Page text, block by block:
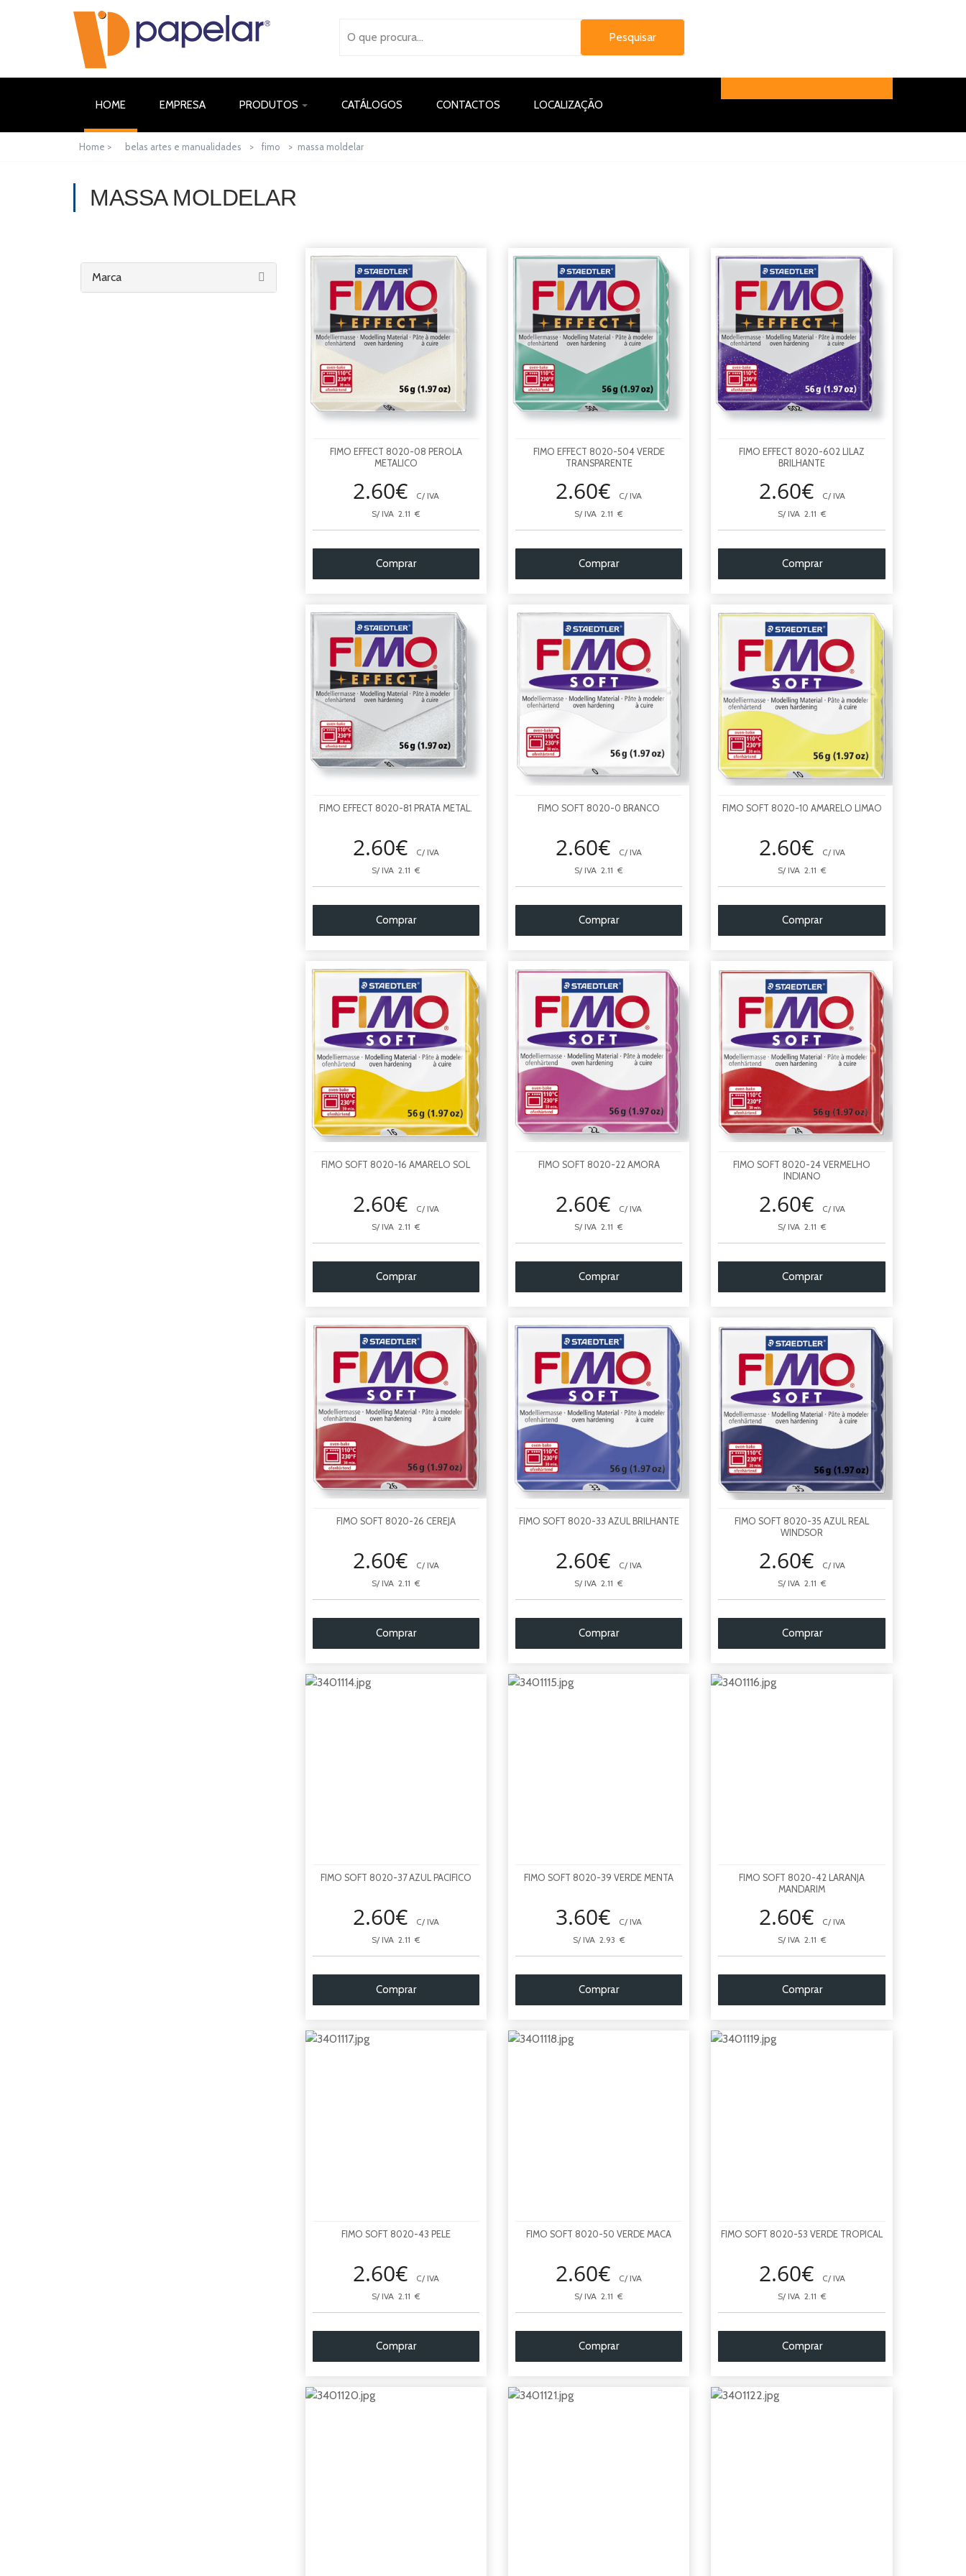
HOME (CURRENT)EMPRESA PRODUTOS CATÁLOGOS CONTACTOS LOCALIZAÇÃO
Home > belas artes e manualidades > fimo > massa moldelar
MASSA MOLDELAR
Marca
FIMO EFFECT 8020-08 PEROLA
METALICO
2.60€
C/ IVA
S/ IVA 2.11 €
Comprar
FIMO EFFECT 8020-504 VERDE
TRANSPARENTE
2.60€
C/ IVA
S/ IVA 2.11 €
Comprar
FIMO EFFECT 8020-602 LILAZ
BRILHANTE
2.60€
C/ IVA
S/ IVA 2.11 €
Comprar
FIMO EFFECT 8020-81 PRATA METAL.
2.60€
C/ IVA
S/ IVA 2.11 €
Comprar
FIMO SOFT 8020-0 BRANCO
2.60€
C/ IVA
S/ IVA 2.11 €
Comprar
FIMO SOFT 8020-10 AMARELO LIMAO
2.60€
C/ IVA
S/ IVA 2.11 €
Comprar
FIMO SOFT 8020-16 AMARELO SOL
2.60€
C/ IVA
S/ IVA 2.11 €
Comprar
FIMO SOFT 8020-22 AMORA
2.60€
C/ IVA
S/ IVA 2.11 €
Comprar
FIMO SOFT 8020-24 VERMELHO
INDIANO
2.60€
C/ IVA
S/ IVA 2.11 €
Comprar
FIMO SOFT 8020-26 CEREJA
2.60€
C/ IVA
S/ IVA 2.11 €
Comprar
FIMO SOFT 8020-33 AZUL BRILHANTE
2.60€
C/ IVA
S/ IVA 2.11 €
Comprar
FIMO SOFT 8020-35 AZUL REAL
WINDSOR
2.60€
C/ IVA
S/ IVA 2.11 €
Comprar
FIMO SOFT 8020-37 AZUL PACIFICO
2.60€
C/ IVA
S/ IVA 2.11 €
Comprar
FIMO SOFT 8020-39 VERDE MENTA
3.60€
C/ IVA
S/ IVA 2.93 €
Comprar
FIMO SOFT 8020-42 LARANJA
MANDARIM
2.60€
C/ IVA
S/ IVA 2.11 €
Comprar
FIMO SOFT 8020-43 PELE
2.60€
C/ IVA
S/ IVA 2.11 €
Comprar
FIMO SOFT 8020-50 VERDE MACA
2.60€
C/ IVA
S/ IVA 2.11 €
Comprar
FIMO SOFT 8020-53 VERDE TROPICAL
2.60€
C/ IVA
S/ IVA 2.11 €
Comprar